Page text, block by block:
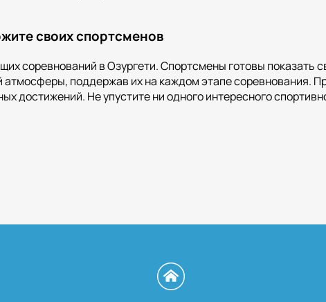
своих спортсменов
соревнований в Озургети. Спортсмены готовы показать
поддержав их на каждом этапе соревнования.
достижений. Не упустите ни одного интересного